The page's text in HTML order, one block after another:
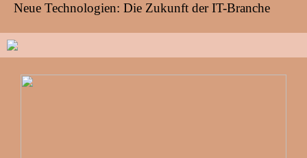
Neue Technologien: Die Zukunft der IT-Branche